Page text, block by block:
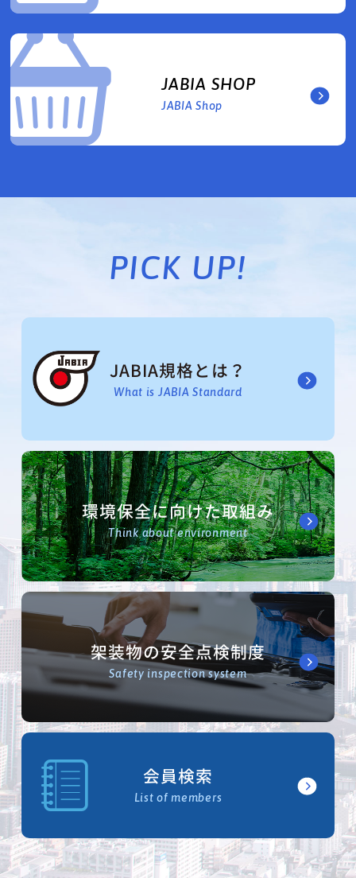
JABIA SHOP
JABIA Shop
PICK UP!
JABIA規格とは？
What is JABIA Standard
環境保全に向けた取組み
Think about environment
架装物の安全点検制度
Safety inspection system
会員検索
List of members